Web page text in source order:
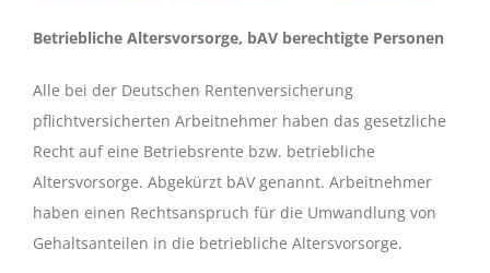
Betriebliche Altersvorsorge, bAV berechtigte Personen
Alle bei der Deutschen Rentenversicherung
pflichtversicherten Arbeitnehmer haben das gesetzliche
Recht auf eine Betriebsrente bzw. betriebliche
Altersvorsorge. Abgekürzt bAV genannt. Arbeitnehmer
haben einen Rechtsanspruch für die Umwandlung von
Gehaltsanteilen in die betriebliche Altersvorsorge.